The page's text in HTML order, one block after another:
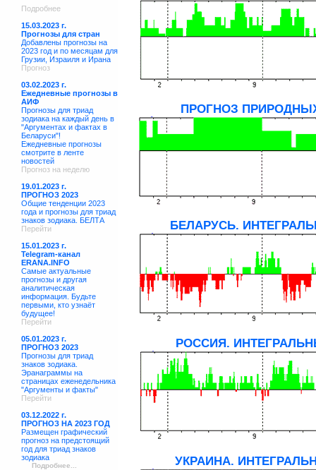
Подробнее
15.03.2023 г.
Прогнозы для стран
Добавлены прогнозы на
2023 год и по месяцам для
Грузии, Израиля и Ирана
Прогноз
03.02.2023 г.
Ежедневные прогнозы в
АИФ
Прогнозы для триад
зодиака на каждый день в
"Аргументах и фактах в
Беларуси"!
Ежедневные прогнозы
смотрите в ленте
новостей
Прогноз на неделю
19.01.2023 г.
ПРОГНОЗ 2023
Общие тенденции 2023
года и прогнозы для триад
знаков зодиака. БЕЛТА
Перейти
15.01.2023 г.
Telegram-канал
ERANA.INFO
Самые актуальные
прогнозы и другая
аналитическая
информация. Будьте
первыми, кто узнаёт
будущее!
Перейти
05.01.2023 г.
ПРОГНОЗ 2023
Прогнозы для триад
знаков зодиака.
Эранаграммы на
страницах еженедельника
"Аргументы и факты"
Перейти
03.12.2022 г.
ПРОГНОЗ НА 2023 ГОД
Размещен графический
прогноз на предстоящий
год для триад знаков
зодиака
Подробнее...
ПРОГНОЗ
БЕЛАРУСЬ.
РОССИЯ.
УКРАИНА.